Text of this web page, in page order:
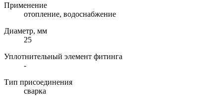
Применение
отопление, водоснабжение
Диаметр, мм
25
Уплотнительный элемент фитинга
-
Тип присоединения
сварка